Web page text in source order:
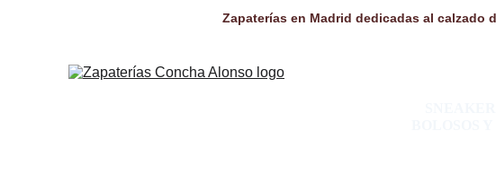
Zapaterías en Madrid dedicadas al calzado